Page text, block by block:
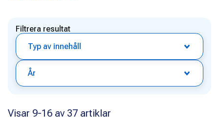
Filtrera resultat
Typ av innehåll
År
Visar 9-16 av 37 artiklar